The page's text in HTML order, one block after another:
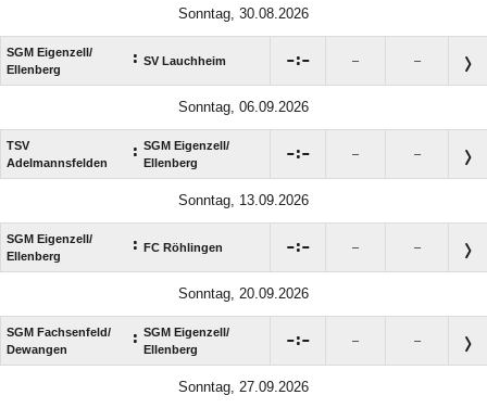
Sonntag, 30.08.2026
SGM Eigenzell/​
Ellenberg
: SV Lauchheim : – –
Sonntag, 06.09.2026
TSV
Adelmannsfelden
: SGM Eigenzell/​
Ellenberg
: – –
Sonntag, 13.09.2026
SGM Eigenzell/​
Ellenberg
: FC Röhlingen : – –
Sonntag, 20.09.2026
SGM Fachsenfeld/​
Dewangen
: SGM Eigenzell/​
Ellenberg
: – –
Sonntag, 27.09.2026